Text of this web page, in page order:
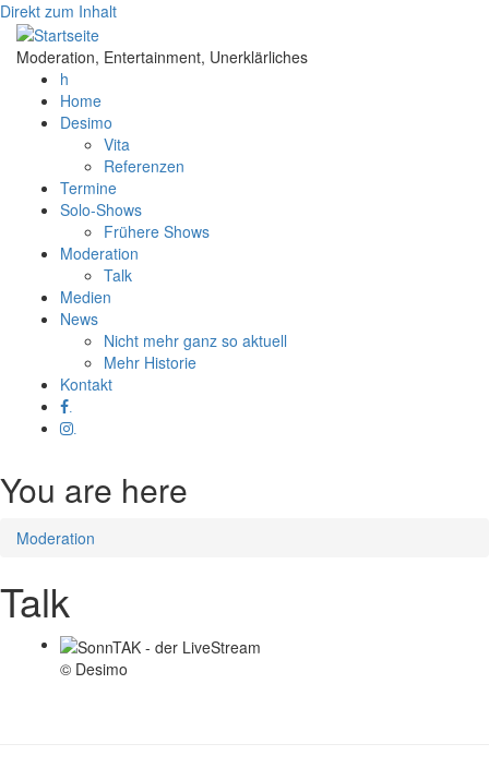
Direkt zum Inhalt
Moderation, Entertainment, Unerklärliches
h
Home
Desimo
Vita
Referenzen
Termine
Solo-Shows
Frühere Shows
Moderation
Talk
Medien
News
Nicht mehr ganz so aktuell
Mehr Historie
Kontakt
You are here
Moderation
Talk
© Desimo